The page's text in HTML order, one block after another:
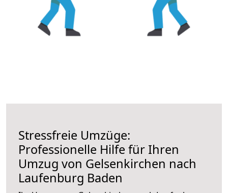
Stressfreie Umzüge:
Professionelle Hilfe für Ihren
Umzug von Gelsenkirchen nach
Laufenburg Baden